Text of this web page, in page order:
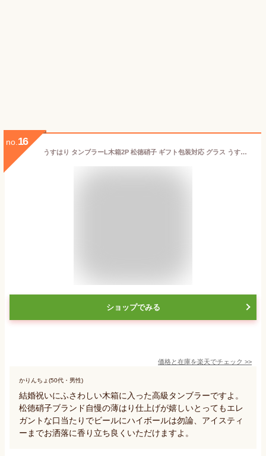
no. 16
うすはり タンブラーL木箱2P 松徳硝子 ギフト包装対応 グラス うすはりグラス ドリンクグラス ビールグラス 家飲み グッズ ペア セット 薄い おしゃれ ハイセンス ギフト プレゼント 木箱入り 高級 結婚祝い 引き出物 お祝い 内祝い 御礼
ショップでみる
価格と在庫を楽天でチェック >>
かりんちょ(50代・男性)
結婚祝いにふさわしい木箱に入った高級タンブラーですよ。
松徳硝子ブランド自慢の薄はり仕上げが嬉しいとってもエレ
ガントな口当たりでビールにハイボールは勿論、アイスティ
ーまでお洒落に香り立ち良くいただけますよ。